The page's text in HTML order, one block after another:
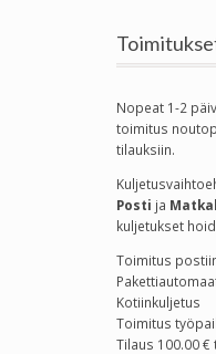
Nopeat 1-2
toimitus
tilauksiin.
Posti ja
kuljetukset
Toimitus
Kotiinkuljetus
Toimitus
Tilaus 100.00 €